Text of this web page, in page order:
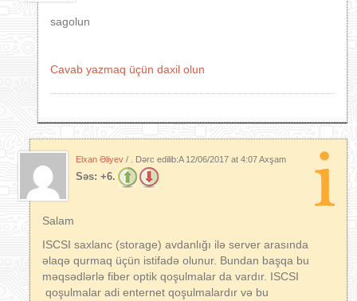
sagolun
Cavab yazmaq üçün daxil olun
Elxan Əliyev / . Dərc edilib:A 12/06/2017 at 4:07 Axşam
Səs: +6.
Salam
ISCSI saxlanc (storage) avdanlığı ilə server arasında
əlaqə qurmaq üçün istifadə olunur. Bundan başqa bu
məqsədlərlə fiber optik qoşulmalar da vardır. ISCSI
qoşulmalar adi enternet qoşulmalardır və bu